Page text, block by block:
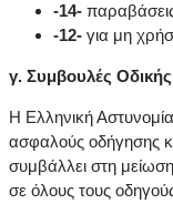
-14-
-12- για μη
γ. Συμβουλές
Η Ελληνική
ασφαλούς οδήγησης
συμβάλλει στη
σε όλους τους